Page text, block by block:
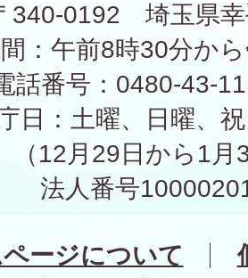
340-0192 埼玉県幸
：午前8時30分か
話番号：0480-43-
日：土曜、日曜、
（12月29日から1
法人番号
ージについて